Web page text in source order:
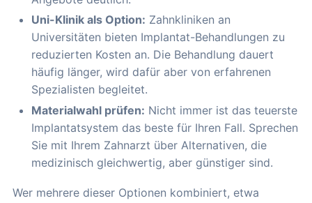
Uni-Klinik als Option: Zahnkliniken an
Universitäten bieten Implantat-Behandlungen zu
reduzierten Kosten an. Die Behandlung dauert
häufig länger, wird dafür aber von erfahrenen
Spezialisten begleitet.
Materialwahl prüfen: Nicht immer ist das teuerste
Implantatsystem das beste für Ihren Fall. Sprechen
Sie mit Ihrem Zahnarzt über Alternativen, die
medizinisch gleichwertig, aber günstiger sind.
Wer mehrere dieser Optionen kombiniert, etwa